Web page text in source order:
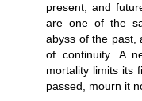
present, and
are one of the
abyss of the past,
of continuity. A
mortality limits its
passed, mourn it